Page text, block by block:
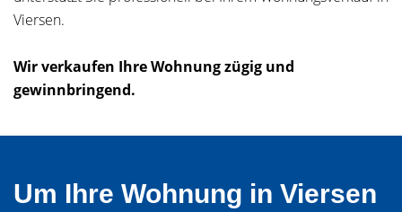
Viersen.
Wir verkaufen Ihre Wohnung zügig und
gewinnbringend.
Um Ihre Wohnung in Viersen